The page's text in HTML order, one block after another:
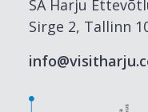
SA Harju
Sirge 2, Tallinn